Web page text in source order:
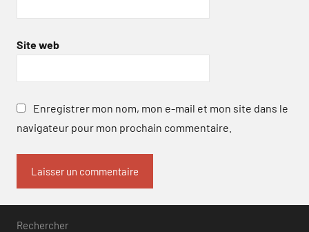
Site web
Enregistrer mon nom, mon e-mail et mon site dans le
navigateur pour mon prochain commentaire.
Rechercher